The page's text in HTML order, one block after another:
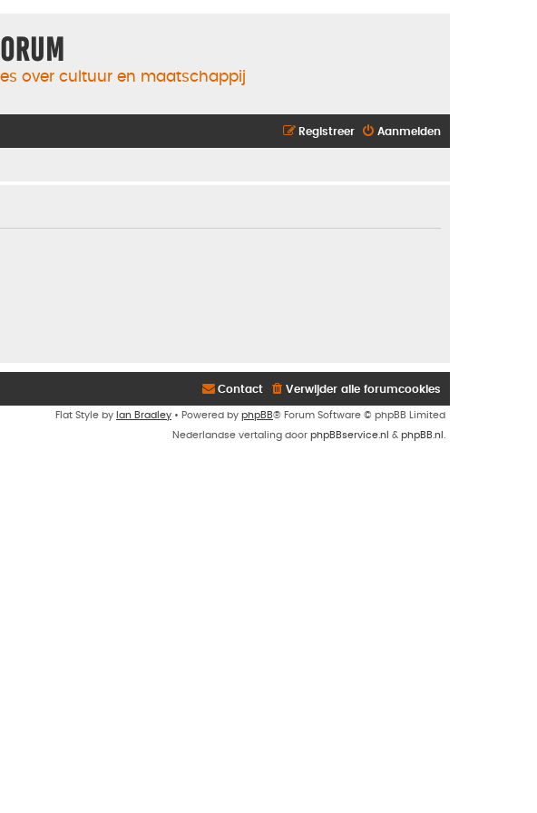
over cultuur en maatschappij
Aanmelden
Registreer
Verwijder alle forumcookies
Contact
Flat Style by Ian Bradley • Powered by phpBB® Forum Software © phpBB Limited
Nederlandse vertaling door phpBBservice.nl & phpBB.nl